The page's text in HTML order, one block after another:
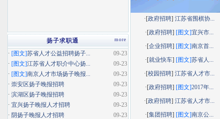
·[政府招聘]江苏省围棋协...
·[政府招聘] [图文]宜兴市...
·[企业招聘] [图文]南京首...
·[就业快车] [图文]苏省人...
·[校园招聘]江苏省人才市...
·[政府招聘] [图文]2017年...
·[政府招聘]江苏省人才市...
·[集团招聘] [图文]南京公...
more
扬子求职通
09-23
· [图文]苏省人才公益招聘扬子...
09-23
· [图文]江苏省人才职介中心扬...
09-23
· [图文]南京人才市场扬子晚报...
09-23
· 崇安区扬子晚报招聘
09-23
· 滨湖区扬子晚报招聘
09-23
· 宜兴扬子晚报人才招聘
09-23
· 阴扬子晚报人才招聘